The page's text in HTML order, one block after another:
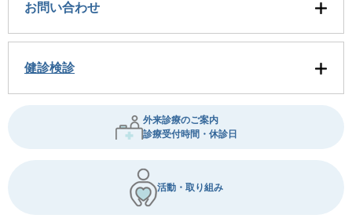
お問い合わせ
健診検診
外来診療のご案内
診療受付時間・休診日
活動・取り組み